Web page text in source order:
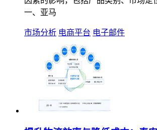
一、亚马
市场分析 电商平台 电子邮件